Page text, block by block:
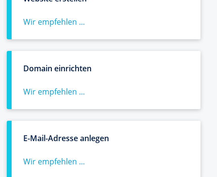
Wir empfehlen ...
Domain einrichten
Wir empfehlen ...
E-Mail-Adresse anlegen
Wir empfehlen ...